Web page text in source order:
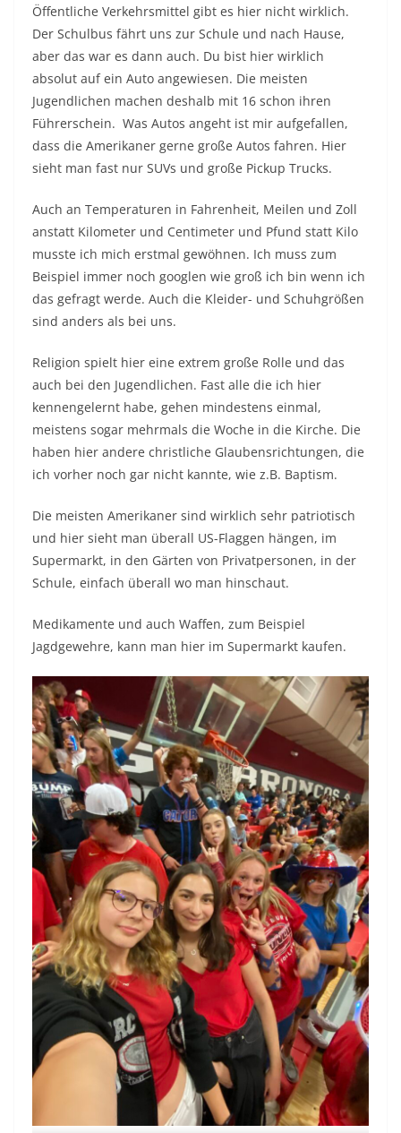
Öffentliche Verkehrsmittel gibt es hier nicht wirklich.
Der Schulbus fährt uns zur Schule und nach Hause,
aber das war es dann auch. Du bist hier wirklich
absolut auf ein Auto angewiesen. Die meisten
Jugendlichen machen deshalb mit 16 schon ihren
Führerschein. Was Autos angeht ist mir aufgefallen,
dass die Amerikaner gerne große Autos fahren. Hier
sieht man fast nur SUVs und große Pickup Trucks.
Auch an Temperaturen in Fahrenheit, Meilen und Zoll
anstatt Kilometer und Centimeter und Pfund statt Kilo
musste ich mich erstmal gewöhnen. Ich muss zum
Beispiel immer noch googlen wie groß ich bin wenn ich
das gefragt werde. Auch die Kleider- und Schuhgrößen
sind anders als bei uns.
Religion spielt hier eine extrem große Rolle und das
auch bei den Jugendlichen. Fast alle die ich hier
kennengelernt habe, gehen mindestens einmal,
meistens sogar mehrmals die Woche in die Kirche. Die
haben hier andere christliche Glaubensrichtungen, die
ich vorher noch gar nicht kannte, wie z.B. Baptism.
Die meisten Amerikaner sind wirklich sehr patriotisch
und hier sieht man überall US-Flaggen hängen, im
Supermarkt, in den Gärten von Privatpersonen, in der
Schule, einfach überall wo man hinschaut.
Medikamente und auch Waffen, zum Beispiel
Jagdgewehre, kann man hier im Supermarkt kaufen.